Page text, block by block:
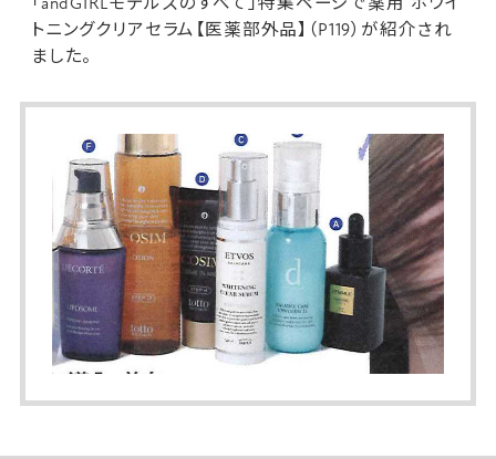
トニングクリアセラム【医薬部外品】 （P119）が紹介され
ました。